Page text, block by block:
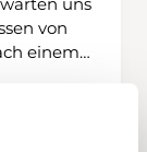
von
einem
sich